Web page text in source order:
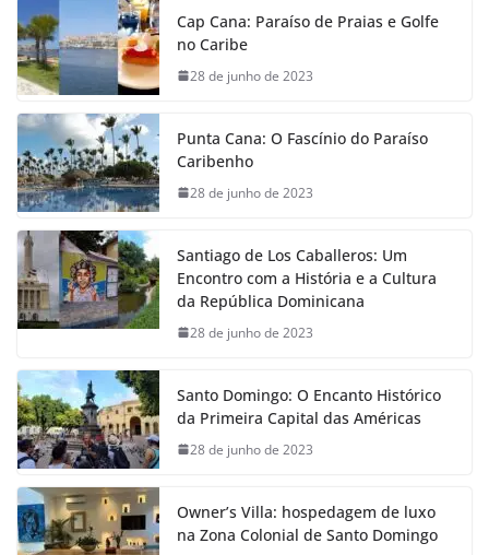
Cap Cana: Paraíso de Praias e Golfe
no Caribe
28 de junho de 2023
Punta Cana: O Fascínio do Paraíso
Caribenho
28 de junho de 2023
Santiago de Los Caballeros: Um
Encontro com a História e a Cultura
da República Dominicana
28 de junho de 2023
Santo Domingo: O Encanto Histórico
da Primeira Capital das Américas
28 de junho de 2023
Owner’s Villa: hospedagem de luxo
na Zona Colonial de Santo Domingo